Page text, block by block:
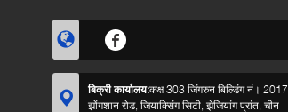
बिक्री कार्यालय:कक्ष 303 जिंगरुन बिल्डिंग नं। 2017
झोंगशान रोड, जियाक्सिंग सिटी, झेजियांग प्रांत, चीन